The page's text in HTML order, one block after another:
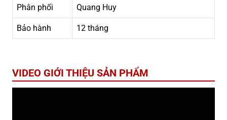
Phân phối Quang Huy
Bảo hành 12 tháng
VIDEO GIỚI THIỆU SẢN PHẨM